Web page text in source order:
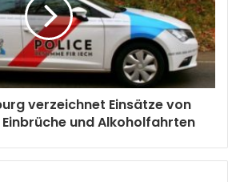
verzeichnet Einsätze von
und Alkoholfahrten